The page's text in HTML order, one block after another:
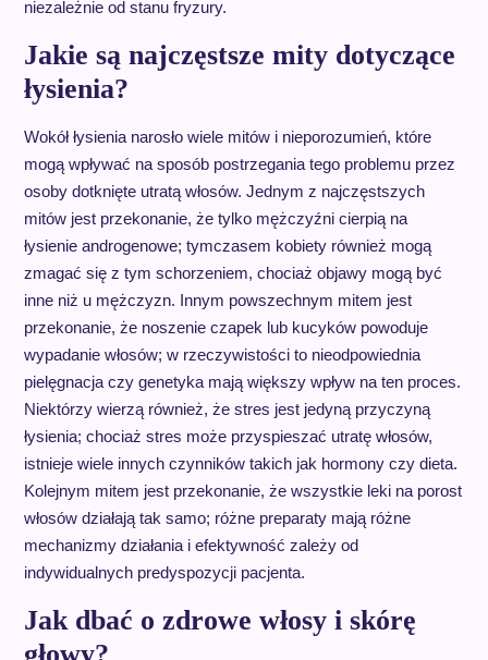
niezależnie od stanu fryzury.
Jakie są najczęstsze mity dotyczące
łysienia?
Wokół łysienia narosło wiele mitów i nieporozumień, które
mogą wpływać na sposób postrzegania tego problemu przez
osoby dotknięte utratą włosów. Jednym z najczęstszych
mitów jest przekonanie, że tylko mężczyźni cierpią na
łysienie androgenowe; tymczasem kobiety również mogą
zmagać się z tym schorzeniem, chociaż objawy mogą być
inne niż u mężczyzn. Innym powszechnym mitem jest
przekonanie, że noszenie czapek lub kucyków powoduje
wypadanie włosów; w rzeczywistości to nieodpowiednia
pielęgnacja czy genetyka mają większy wpływ na ten proces.
Niektórzy wierzą również, że stres jest jedyną przyczyną
łysienia; chociaż stres może przyspieszać utratę włosów,
istnieje wiele innych czynników takich jak hormony czy dieta.
Kolejnym mitem jest przekonanie, że wszystkie leki na porost
włosów działają tak samo; różne preparaty mają różne
mechanizmy działania i efektywność zależy od
indywidualnych predyspozycji pacjenta.
Jak dbać o zdrowe włosy i skórę